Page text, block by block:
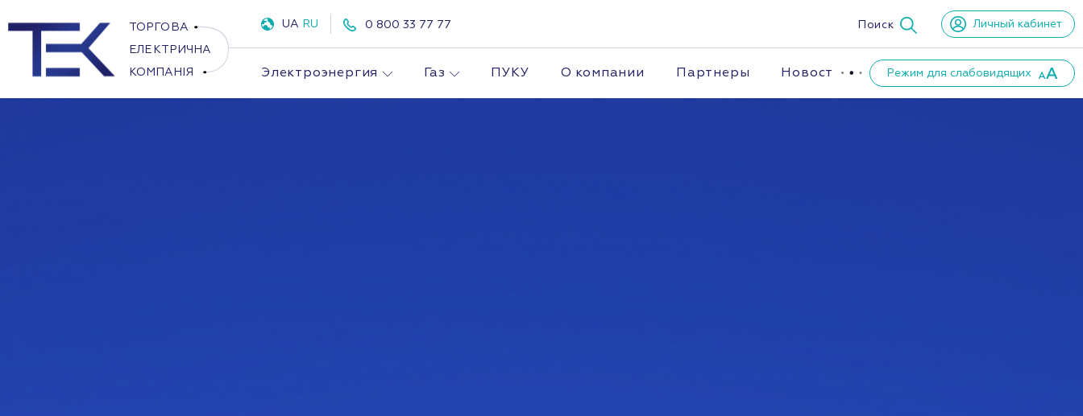
UA RU 0 800 33 77 77 Поиск Личный кабинет
Электроэнергия Газ ПУКУ О компании Партнеры Новости Режим для слабовидящих